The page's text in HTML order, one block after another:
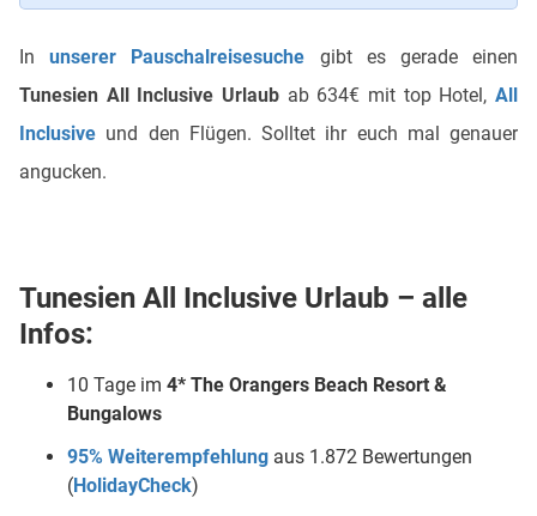
Inunserer Pauschalreisesuche gibt es gerade einen
Tunesien All Inclusive Urlaub ab 634€ mit top Hotel, All
Inclusive und den Flügen. Solltet ihr euch mal genauer
angucken.
Tunesien All Inclusive Urlaub – alle
Infos:
10 Tage im 4* The Orangers Beach Resort &
Bungalows
95% Weiterempfehlung aus 1.872 Bewertungen
(HolidayCheck)